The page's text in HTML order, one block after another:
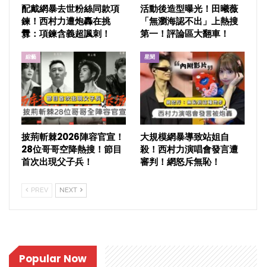
配戴網暴去世粉絲同款項
鍊！西村力遭炮轟在挑
釁：項鍊含義超諷刺！
活動後造型曝光！田曦薇
「無瀏海認不出」上熱搜
第一！評論區大翻車！
綜藝
披荊斬棘2026陣容官宣！
28位哥哥空降熱搜！節目
首次出現父子兵！
星聞
大規模網暴導致站姐自
殺！西村力演唱會發言遭
審判！網怒斥無恥！
PREV NEXT
Popular Now